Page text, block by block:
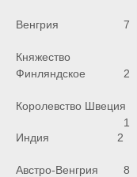
Венгрия 7
Княжество
Финляндское
2
Королевство Швеция
1
Индия
2
Австро-Венгрия 8